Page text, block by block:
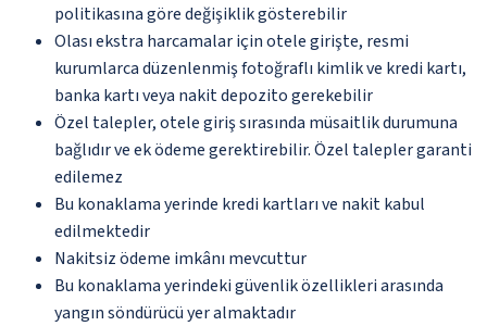
politikasına göre değişiklik gösterebilir
Olası ekstra harcamalar için otele girişte, resmi
kurumlarca düzenlenmiş fotoğraflı kimlik ve kredi kartı,
banka kartı veya nakit depozito gerekebilir
Özel talepler, otele giriş sırasında müsaitlik durumuna
bağlıdır ve ek ödeme gerektirebilir. Özel talepler garanti
edilemez
Bu konaklama yerinde kredi kartları ve nakit kabul
edilmektedir
Nakitsiz ödeme imkânı mevcuttur
Bu konaklama yerindeki güvenlik özellikleri arasında
yangın söndürücü yer almaktadır